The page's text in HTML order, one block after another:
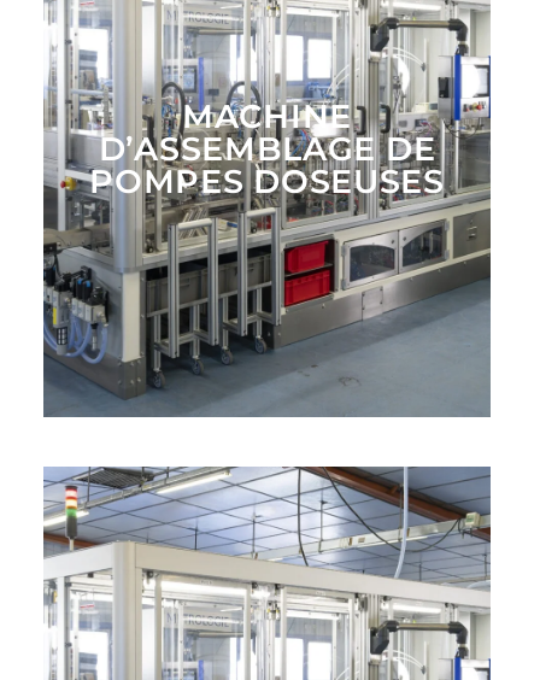
MACHINE
D’ASSEMBLAGE DE
POMPES DOSEUSES